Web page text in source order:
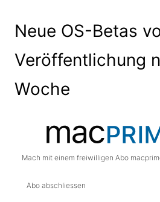
Neue OS-Betas
Veröffentlichung
Woche
Mach mit einem freiwilligen Abo
Abo abschliessen